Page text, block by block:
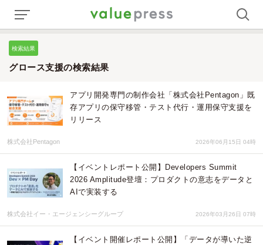
検索結果
グロース支援の検索結果
アプリ開発専門の制作会社「株式会社Pentagon」既
存アプリの保守移管・テスト代行・運用保守支援を
リリース
株式会社Pentagon 2026年06月15日 04時
【イベントレポート公開】Developers Summit
2026 Amplitude登壇：プロダクトの意志をデータと
AIで実装する
株式会社イー・エージェンシーグループ 2026年03月26日 07時
【イベント開催レポート公開】「データが導いた逆